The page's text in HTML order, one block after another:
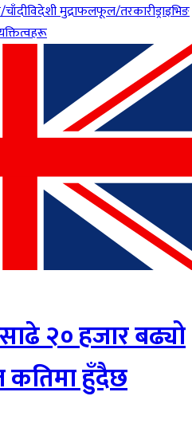
विदेशी मुद्राफलफूल/तरकारीड्राइभिङ
२० हजार बढ्यो
हुँदैछ